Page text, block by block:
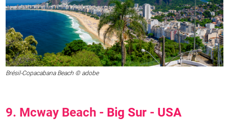
Brésil-Copacabana Beach © adobe
9. Mcway Beach - Big Sur - USA